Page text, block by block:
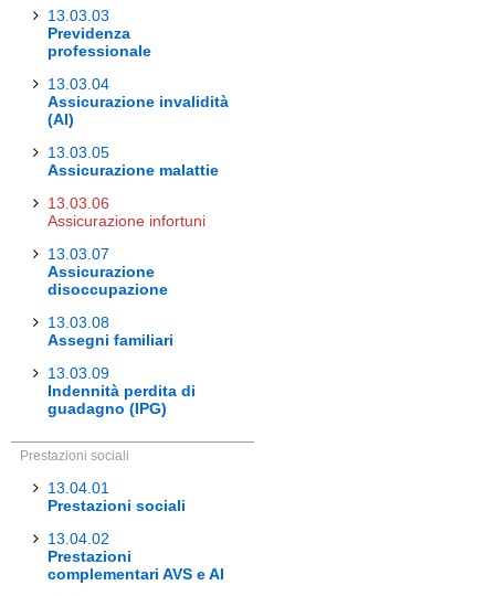
13.03.03
Previdenza
professionale
13.03.04
Assicurazione invalidità
(AI)
13.03.05
Assicurazione malattie
13.03.06
Assicurazione infortuni
13.03.07
Assicurazione
disoccupazione
13.03.08
Assegni familiari
13.03.09
Indennità perdita di
guadagno (IPG)
Prestazioni sociali
13.04.01
Prestazioni sociali
13.04.02
Prestazioni
complementari AVS e AI